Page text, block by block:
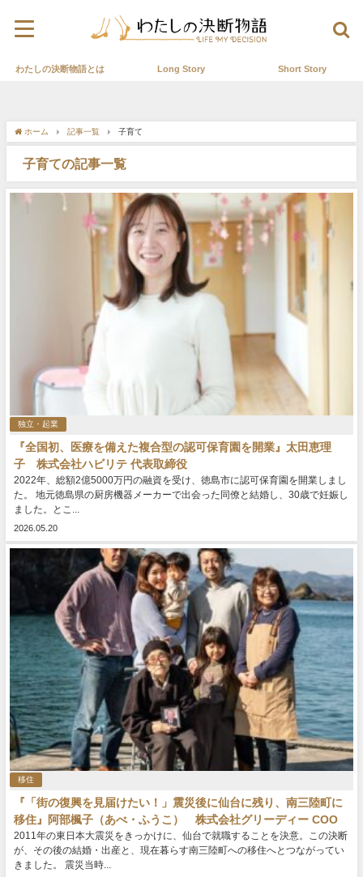
わたしの決断物語とは Long Story Short Story
ホーム 記事一覧 子育て
子育ての記事一覧
独立・起業
『全国初、医療を備えた複合型の認可保育園を開業』太田恵理
子 株式会社ハビリテ 代表取締役
2022年、総額2億5000万円の融資を受け、徳島市に認可保育園を開業しまし
た。 地元徳島県の厨房機器メーカーで出会った同僚と結婚し、30歳で妊娠し
ました。とこ...
2026.05.20
移住
『「街の復興を見届けたい！」震災後に仙台に残り、南三陸町に
移住』阿部楓子（あべ・ふうこ） 株式会社グリーディー COO
2011年の東日本大震災をきっかけに、仙台で就職することを決意。この決断
が、その後の結婚・出産と、現在暮らす南三陸町への移住へとつながってい
きました。 震災当時...